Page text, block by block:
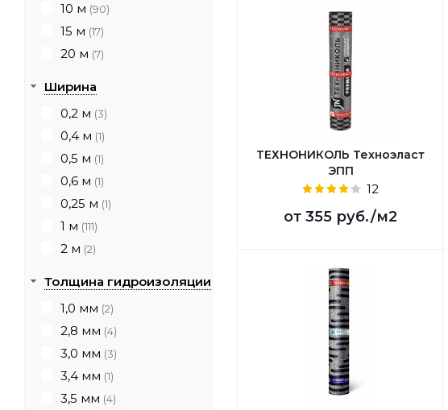
ТЕХНОНИКОЛЬ Техноэласт
ЭПП
12
от 355 руб./м2
10 м (90)
15 м (17)
20 м (7)
Ширина
0,2 м (3)
0,4 м (1)
0,5 м (1)
0,6 м (1)
0,25 м (1)
1 м (111)
2 м (2)
Толщина гидроизоляции
1,0 мм (2)
2,8 мм (4)
3,0 мм (3)
3,4 мм (1)
3,5 мм (4)